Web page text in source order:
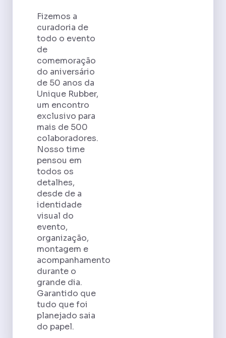
Fizemos a
curadoria de
todo o evento
de
comemoração
do aniversário
de 50 anos da
Unique Rubber,
um encontro
exclusivo para
mais de 500
colaboradores.
Nosso time
pensou em
todos os
detalhes,
desde de a
identidade
visual do
evento,
organização,
montagem e
acompanhamento
durante o
grande dia.
Garantido que
tudo que foi
planejado saia
do papel.